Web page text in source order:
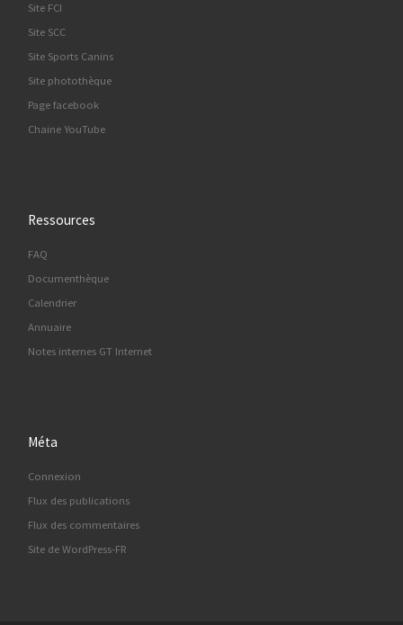
Site FCI
Site SCC
Site Sports Canins
Site photothèque
Page facebook
Chaine YouTube
Ressources
FAQ
Documenthèque
Calendrier
Annuaire
Notes internes GT Internet
Méta
Connexion
Flux des publications
Flux des commentaires
Site de WordPress-FR